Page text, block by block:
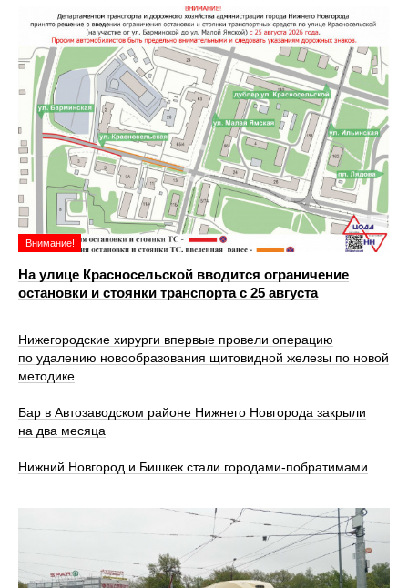
Внимание!
На улице Красносельской вводится ограничение
остановки и стоянки транспорта с 25 августа
Нижегородские хирурги впервые провели операцию
по удалению новообразования щитовидной железы по новой
методике
Бар в Автозаводском районе Нижнего Новгорода закрыли
на два месяца
Нижний Новгород и Бишкек стали городами-побратимами